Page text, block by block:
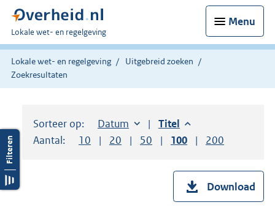
Menu
U
bent
hier:
Lokale wet- en regelgeving
Lokale wet- en regelgeving
Uitgebreid zoeken
Zoekresultaten
Sorteer op: Sorteer op:
Datum aflopendSorteer op:
Titel aflopend
Aantal:
Toon
10 resultaten per pagina
Toon
20 resultaten per pagina
Toon
50 resultaten per pagina
Toon
100 resultaten per
Toon
200
Download